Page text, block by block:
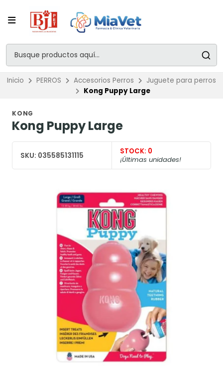
Inicio PERROS Accesorios Perros
Juguete para perros
Kong Puppy Large
KONG
Kong Puppy Large
SKU: 035585131115 STOCK: 0
¡Últimas unidades!